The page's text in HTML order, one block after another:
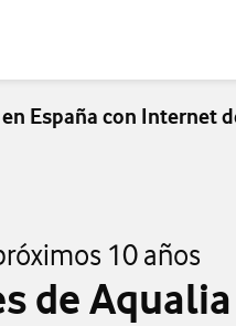
España con Internet
10 años
de